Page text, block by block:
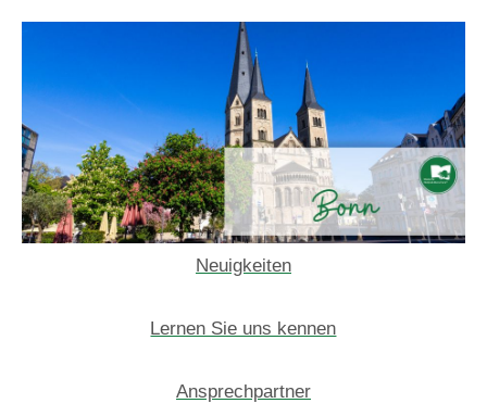
Neuigkeiten
Lernen Sie uns kennen
Ansprechpartner